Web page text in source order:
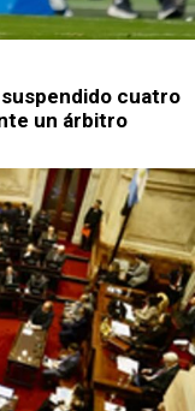
cuatro
un árbitro